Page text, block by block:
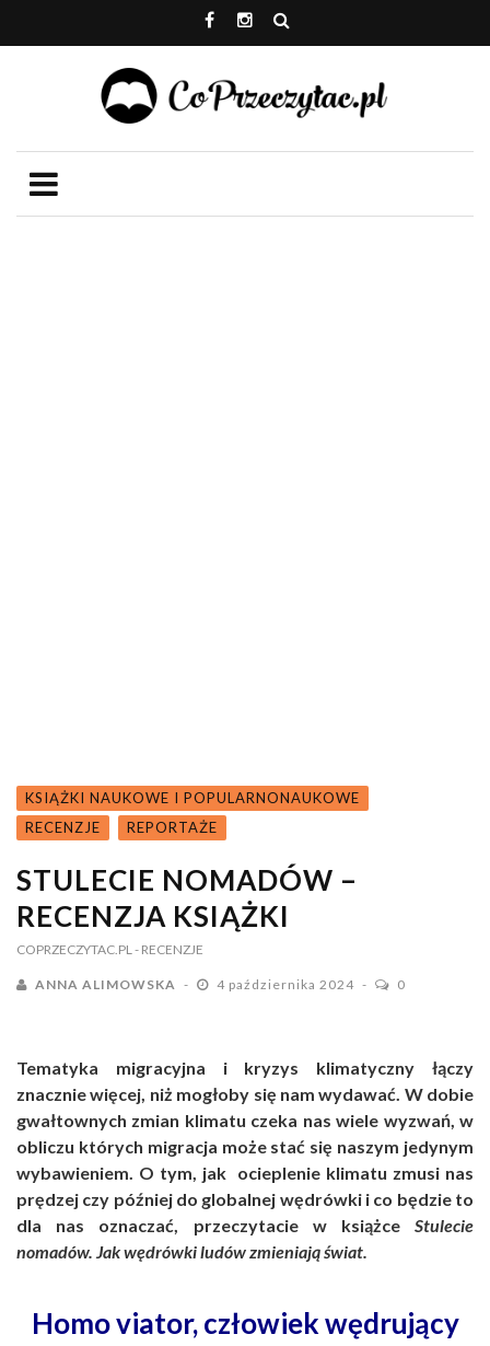
KSIĄŻKI NAUKOWE I POPULARNONAUKOWE
RECENZJE
REPORTAŻE
STULECIE NOMADÓW –
RECENZJA KSIĄŻKI
COPRZECZYTAC.PL - RECENZJE
ANNA ALIMOWSKA 4 października 2024 0
Tematyka migracyjna i kryzys klimatyczny łączy
znacznie więcej, niż mogłoby się nam wydawać. W dobie
gwałtownych zmian klimatu czeka nas wiele wyzwań, w
obliczu których migracja może stać się naszym jedynym
wybawieniem. O tym, jak ocieplenie klimatu zmusi nas
prędzej czy później do globalnej wędrówki i co będzie to
dla nas oznaczać, przeczytacie w książce Stulecie
nomadów. Jak wędrówki ludów zmieniają świat.
Homo viator, człowiek wędrujący